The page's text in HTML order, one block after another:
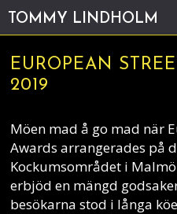
TOMMY LINDHOLM
EUROPEAN
2019
Möen mad å go mad när
Awards arrangerades på
Kockumsområdet i
erbjöd en mängd
besökarna stod i långa